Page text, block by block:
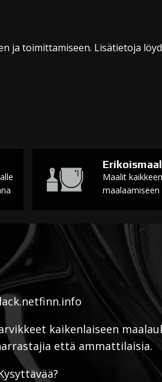
ja toimittamiseen. Lisätietoja
Maalit kaikkeen
maalaamiseen
kaikenlaiseen
että ammattilaisia.